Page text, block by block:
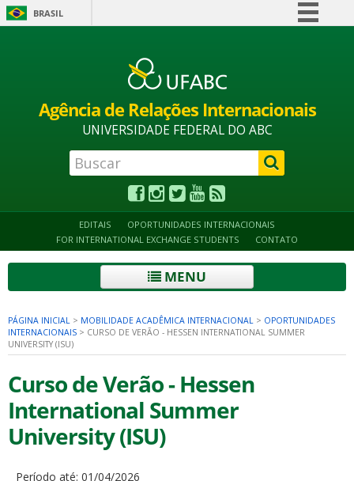
BRASIL
Acesso à informação
Canais
Agência de Relações Internacionais
UNIVERSIDADE FEDERAL DO ABC
EDITAIS
OPORTUNIDADES INTERNACIONAIS
FOR INTERNATIONAL EXCHANGE STUDENTS
CONTATO
MENU
PÁGINA INICIAL > MOBILIDADE ACADÊMICA INTERNACIONAL > OPORTUNIDADES
INTERNACIONAIS > CURSO DE VERÃO - HESSEN INTERNATIONAL SUMMER
UNIVERSITY (ISU)
Curso de Verão - Hessen
International Summer
University (ISU)
Período até: 01/04/2026